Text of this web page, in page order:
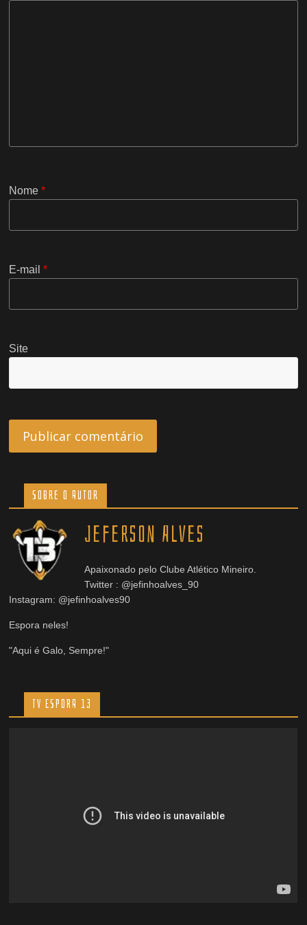
Nome*
E-mail*
Site
Sobre o Autor
Jeferson Alves
Apaixonado pelo Clube Atlético Mineiro.
Twitter : @jefinhoalves_90
Instagram: @jefinhoalves90
Espora neles!
"Aqui é Galo, Sempre!"
TV ESPORA 13